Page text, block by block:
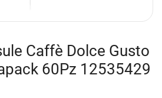
Caffè Dolce Gusto
60Pz 12535429